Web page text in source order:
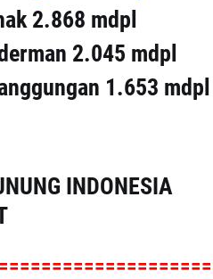
2.868 mdpl
2.045 mdpl
1.653 mdpl
INDONESIA